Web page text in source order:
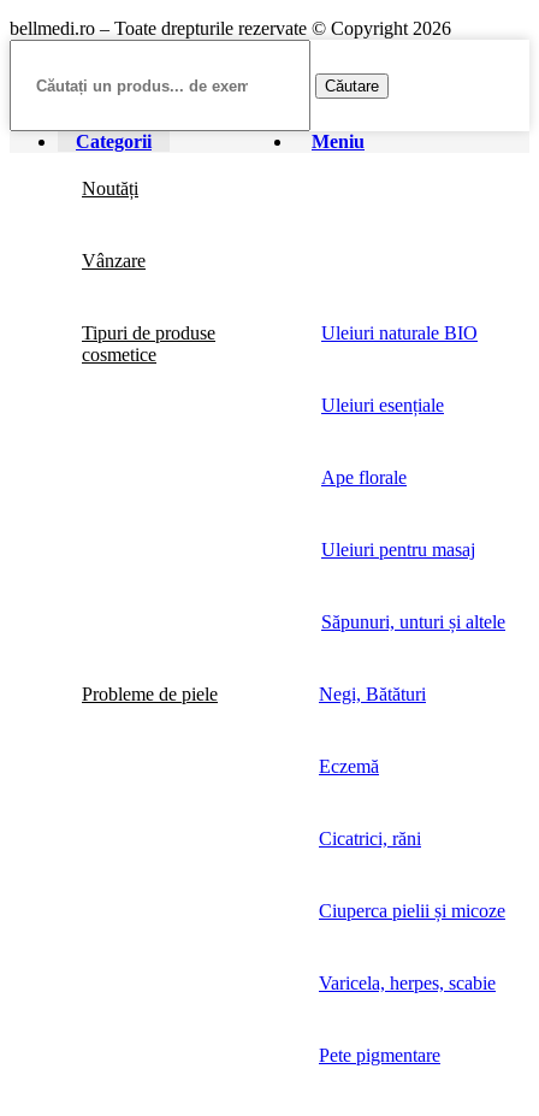
bellmedi.ro – Toate drepturile rezervate © Copyright 2026
Căutare
Meniu
Categorii
Noutăți
Vânzare
Tipuri de produse
cosmetice
Uleiuri naturale BIO
Uleiuri esențiale
Ape florale
Uleiuri pentru masaj
Săpunuri, unturi și altele
Probleme de piele Negi, Bătături
Eczemă
Cicatrici, răni
Ciuperca pielii și micoze
Varicela, herpes, scabie
Pete pigmentare